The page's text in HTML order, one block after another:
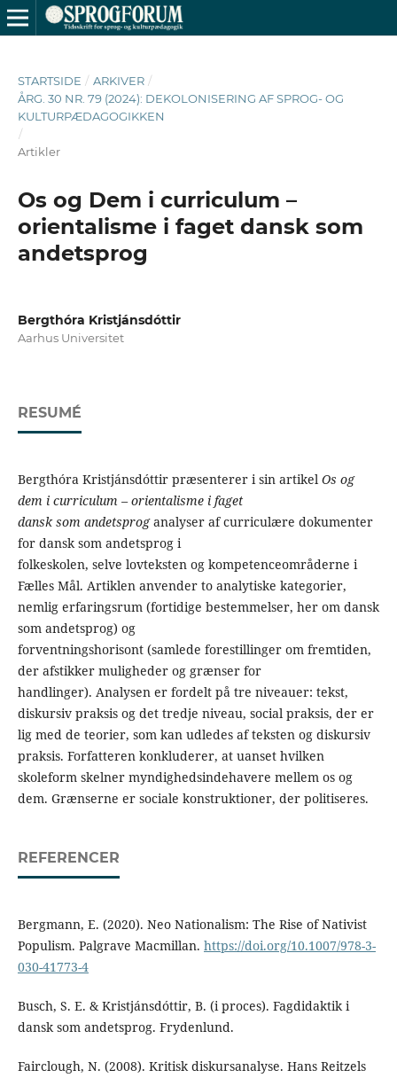
STARTSIDE / ARKIVER /
ÅRG. 30 NR. 79 (2024): DEKOLONISERING AF SPROG- OG
KULTURPÆDAGOGIKKEN
/
Artikler
Os og Dem i curriculum –
orientalisme i faget dansk som
andetsprog
Bergthóra Kristjánsdóttir
Aarhus Universitet
RESUMÉ
Bergthóra Kristjánsdóttir præsenterer i sin artikel Os og
dem i curriculum – orientalisme i faget
dansk som andetsproganalyser af curriculære dokumenter
for dansk som andetsprog i
folkeskolen, selve lovteksten og kompetenceområderne i
Fælles Mål. Artiklen anvender to analytiske kategorier,
nemlig erfaringsrum (fortidige bestemmelser, her om dansk
som andetsprog) og
forventningshorisont (samlede forestillinger om fremtiden,
der afstikker muligheder og grænser for
handlinger). Analysen er fordelt på tre niveauer: tekst,
diskursiv praksis og det tredje niveau, social praksis, der er
lig med de teorier, som kan udledes af teksten og diskursiv
praksis. Forfatteren konkluderer, at uanset hvilken
skoleform skelner myndighedsindehavere mellem os og
dem. Grænserne er sociale konstruktioner, der politiseres.
REFERENCER
Bergmann, E. (2020). Neo Nationalism: The Rise of Nativist
Populism. Palgrave Macmillan. https://doi.org/10.1007/978-3-
030-41773-4
Busch, S. E. & Kristjánsdóttir, B. (i proces). Fagdidaktik i
dansk som andetsprog. Frydenlund.
Fairclough, N. (2008). Kritisk diskursanalyse. Hans Reitzels